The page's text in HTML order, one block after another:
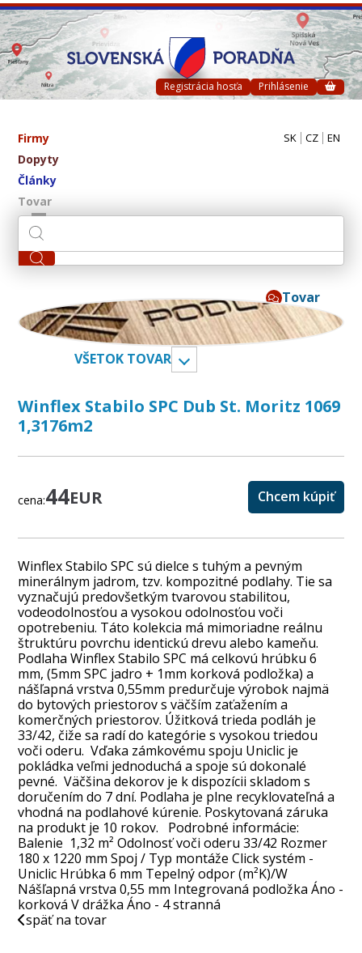
Registrácia hosťa Prihlásenie
Firmy
Dopyty
Články
Tovar
SK CZ EN
Tovar
ivpa s.r.o.
VŠETOK TOVAR
Winflex Stabilo SPC Dub St. Moritz 1069
1,3176m2
cena:44EUR Chcem kúpiť
Winflex Stabilo SPC sú dielce s tuhým a pevným
minerálnym jadrom, tzv. kompozitné podlahy. Tie sa
vyznačujú predovšetkým tvarovou stabilitou,
vodeodolnosťou a vysokou odolnosťou voči
opotrebeniu. Táto kolekcia má mimoriadne reálnu
štruktúru povrchu identickú drevu alebo kameňu.
Podlaha Winflex Stabilo SPC má celkovú hrúbku 6
mm, (5mm SPC jadro + 1mm korková podložka) a
nášľapná vrstva 0,55mm predurčuje výrobok najmä
do bytových priestorov s väčším zaťažením a
komerčných priestorov. Úžitková trieda podláh je
33/42, čiže sa radí do kategórie s vysokou triedou
voči oderu. Vďaka zámkovému spoju Uniclic je
pokládka veľmi jednoduchá a spoje sú dokonalé
pevné. Väčšina dekorov je k dispozícii skladom s
doručením do 7 dní. Podlaha je plne recyklovateľná a
vhodná na podlahové kúrenie. Poskytovaná záruka
na produkt je 10 rokov. Podrobné informácie:
Balenie 1,32 m² Odolnosť voči oderu 33/42 Rozmer
180 x 1220 mm Spoj / Typ montáže Click systém -
Uniclic Hrúbka 6 mm Tepelný odpor (m²K)/W
Nášľapná vrstva 0,55 mm Integrovaná podložka Áno -
korková V drážka Áno - 4 stranná
späť na tovar